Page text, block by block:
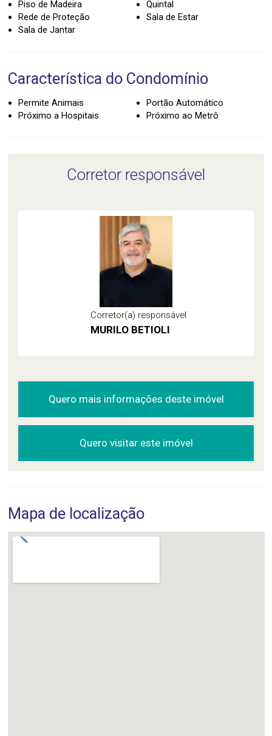
Piso de Madeira
Quintal
Rede de Proteção
Sala de Estar
Sala de Jantar
Característica do Condomínio
Permite Animais
Portão Automático
Próximo a Hospitais
Próximo ao Metrô
Corretor responsável
Corretor(a) responsável
MURILO BETIOLI
Quero mais informações deste imóvel
Quero visitar este imóvel
Mapa de localização